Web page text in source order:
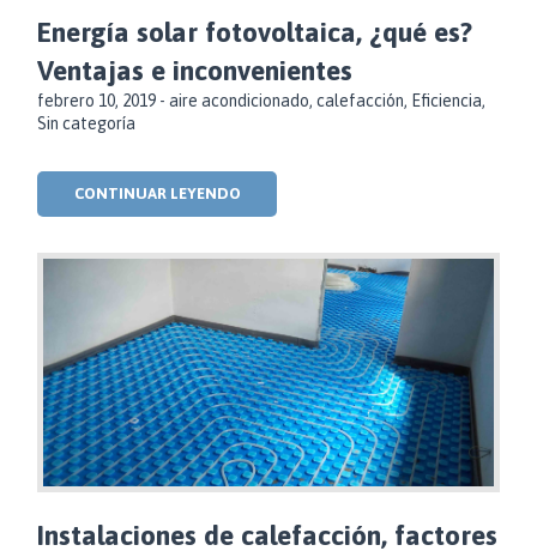
Energía solar fotovoltaica, ¿qué es?
Ventajas e inconvenientes
febrero 10, 2019 -aire acondicionado,calefacción, Eficiencia,
Sin categoría
CONTINUAR LEYENDO
Instalaciones de calefacción, factores